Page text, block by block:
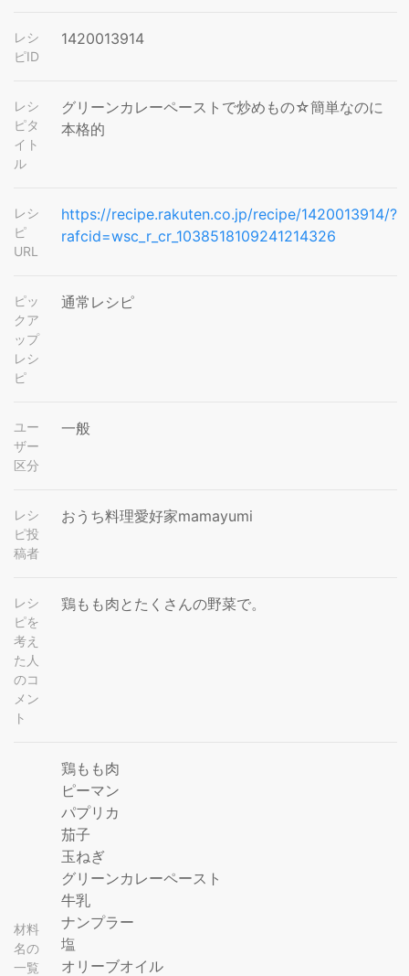
レシ
ピID
1420013914
レシ
ピタ
イト
ル
グリーンカレーペーストで炒めもの☆簡単なのに
本格的
レシ
ピ
URL
https://recipe.rakuten.co.jp/recipe/1420013914/?
rafcid=wsc_r_cr_1038518109241214326
ピッ
クア
ップ
レシ
ピ
通常レシピ
ユー
ザー
区分
一般
レシ
ピ投
稿者
おうち料理愛好家mamayumi
レシ
ピを
考え
た人
のコ
メン
ト
鶏もも肉とたくさんの野菜で。
材料
名の
一覧
鶏もも肉
ピーマン
パプリカ
茄子
玉ねぎ
グリーンカレーペースト
牛乳
ナンプラー
塩
オリーブオイル